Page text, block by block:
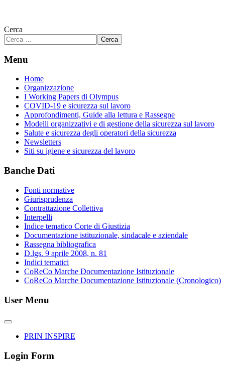
Cerca
Cerca
Menu
Home
Organizzazione
I Working Papers di Olympus
COVID-19 e sicurezza sul lavoro
Approfondimenti, Guide alla lettura e Rassegne
Modelli organizzativi e di gestione della sicurezza sul lavoro
Salute e sicurezza degli operatori della sicurezza
Newsletters
Siti su igiene e sicurezza del lavoro
Banche Dati
Fonti normative
Giurisprudenza
Contrattazione Collettiva
Interpelli
Indice tematico Corte di Giustizia
Documentazione istituzionale, sindacale e aziendale
Rassegna bibliografica
D.lgs. 9 aprile 2008, n. 81
Indici tematici
CoReCo Marche Documentazione Istituzionale
CoReCo Marche Documentazione Istituzionale (Cronologico)
User Menu
PRIN INSPIRE
Login Form